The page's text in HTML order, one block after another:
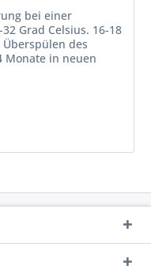
bei einer
Grad Celsius. 16-18
des
Monate in neuen